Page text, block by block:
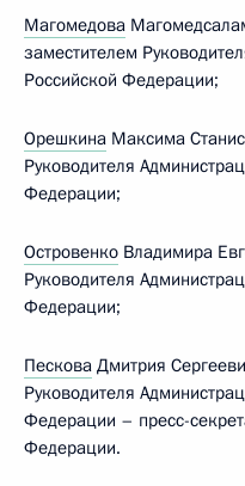
Магомедова
заместителем
Российской Федерации;
Орешкина Максима
Руководителя
Федерации;
Островенко Владимира
Руководителя
Федерации;
Пескова Дмитрия
Руководителя
Федерации – пресс-
Федерации.